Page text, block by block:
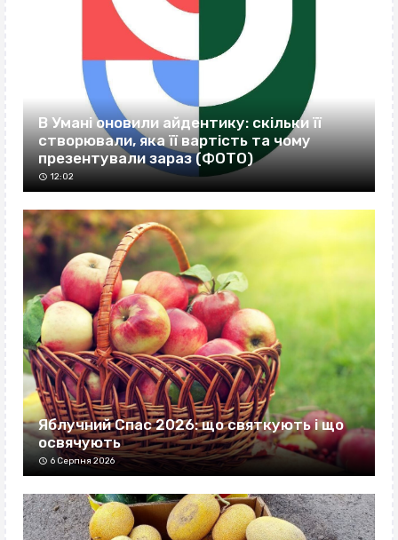
В Умані оновили айдентику: скільки її
створювали, яка її вартість та чому
презентували зараз (ФОТО)
12:02
Яблучний Спас 2026: що святкують і що
освячують
6 Серпня 2026